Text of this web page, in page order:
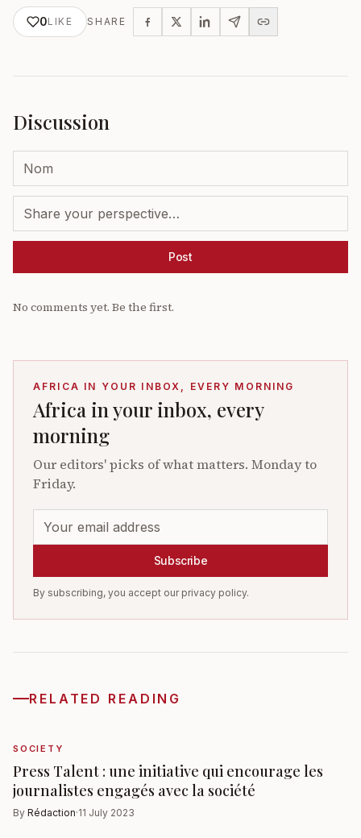
0LIKE SHARE
Discussion
Post
No comments yet. Be the first.
AFRICA IN YOUR INBOX, EVERY MORNING
Africa in your inbox, every
morning
Our editors' picks of what matters. Monday to
Friday.
Subscribe
By subscribing, you accept our privacy policy.
RELATED READING
SOCIETY
Press Talent : une initiative qui encourage les
journalistes engagés avec la société
By Rédaction·11 July 2023